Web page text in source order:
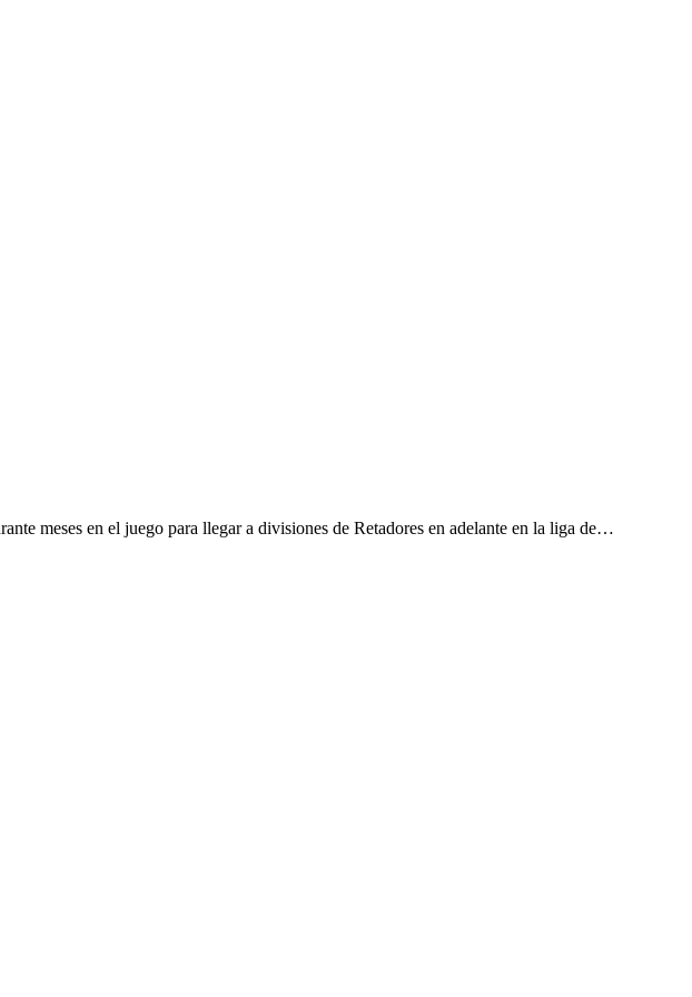
meses en el juego para llegar a divisiones de Retadores en adelante en la liga de…